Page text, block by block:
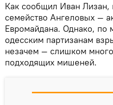
Как сообщил Иван
семейство Ангеловых —
Евромайдана. Однако, по
одесским партизанам
незачем — слишком
подходящих мишеней.